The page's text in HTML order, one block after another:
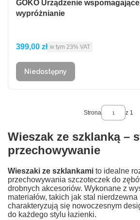
GOKO Urządzenie
wypróżnianie
Cena brutto
399,00 zł w tym %s VAT
w tym 23% VAT
Niedostępny
Strona z 1
Wieszak ze szklanką –
przechowywanie
Wieszaki ze szklankami to idealne
przechowywania szczoteczek do
drobnych akcesoriów. Wykonane z
materiałów, takich jak stal nierdzewna
charakteryzują się nowoczesnym
do każdego stylu łazienki.